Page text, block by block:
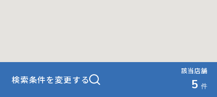
検索条件を変更する
該当店舗
5 件